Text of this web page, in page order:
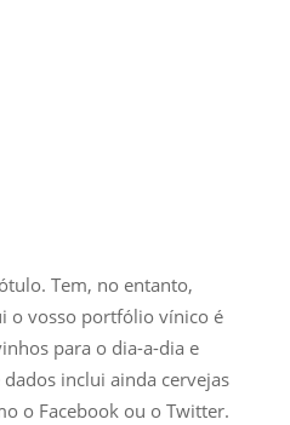
Tem, no entanto,
o vosso portfólio vínico é
para o dia-a-dia e
inclui ainda cervejas
o Facebook ou o Twitter.